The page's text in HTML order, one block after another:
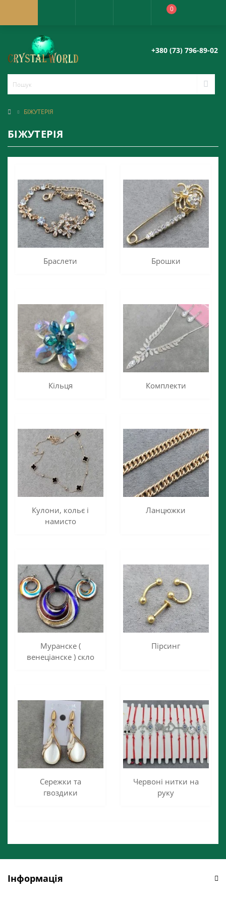
0
+380 (73) 796-89-02
БІЖУТЕРІЯ
БІЖУТЕРІЯ
Браслети Брошки
Кільця Комплекти
Кулони, кольє і
намисто
Ланцюжки
Муранске (
венеціанске ) скло
Пірсинг
Сережки та
гвоздики
Червоні нитки на
руку
Інформація